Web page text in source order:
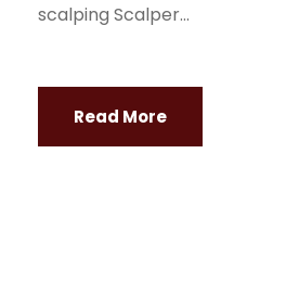
scalping Scalper...
Read More